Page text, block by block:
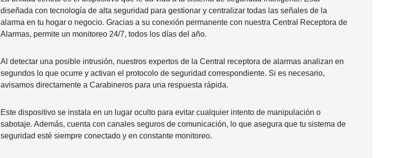
diseñada con tecnología de alta seguridad para gestionar y centralizar todas las señales de la
alarma en tu hogar o negocio. Gracias a su conexión permanente con nuestra Central Receptora de
Alarmas, permite un monitoreo 24/7, todos los días del año.
Al detectar una posible intrusión, nuestros expertos de la Central receptora de alarmas analizan en
segundos lo que ocurre y activan el protocolo de seguridad correspondiente. Si es necesario,
avisamos directamente a Carabinerospara una respuesta rápida.
Este dispositivo se instala en un lugar ocultopara evitar cualquier intento de manipulación o
sabotaje. Además, cuenta con canales seguros de comunicación, lo que asegura que tu sistema de
seguridad esté siempre conectado y en constante monitoreo.